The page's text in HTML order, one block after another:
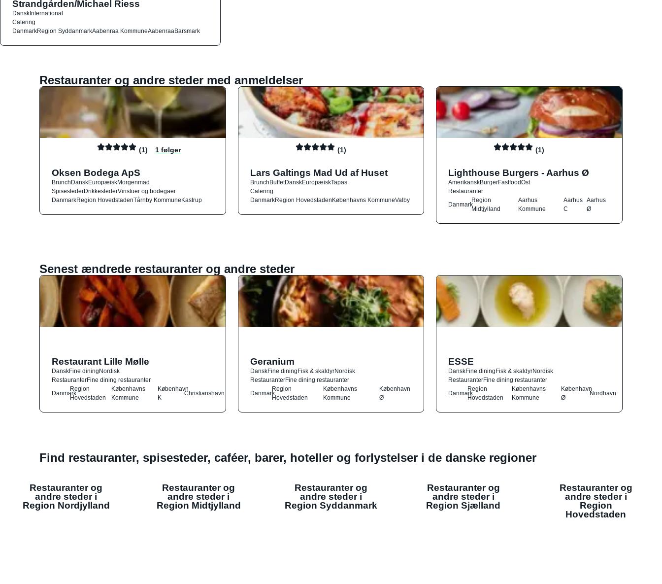
Strandgården/Michael Riess
DanskInternational
Catering
DanmarkRegion SyddanmarkAabenraa KommuneAabenraaBarsmark
Restauranter og andre steder med anmeldelser
(1) 1 følger
Oksen Bodega ApS
BrunchDanskEuropæiskMorgenmad
SpisestederDrikkestederVinstuer og bodegaer
DanmarkRegion HovedstadenTårnby KommuneKastrup
(1)
Lars Galtings Mad Ud af Huset
BrunchBuffetDanskEuropæiskTapas
Catering
DanmarkRegion HovedstadenKøbenhavns KommuneValby
(1)
Lighthouse Burgers - Aarhus Ø
AmerikanskBurgerFastfoodOst
Restauranter
Danmark
Region
Midtjylland
Aarhus
Kommune
Aarhus
C
Aarhus
Ø
Senest ændrede restauranter og andre steder
Restaurant Lille Mølle
DanskFine diningNordisk
RestauranterFine dining restauranter
Danmark
Region
Hovedstaden
Københavns
Kommune
København
K
Christianshavn
Geranium
DanskFine diningFisk & skaldyrNordisk
RestauranterFine dining restauranter
Danmark
Region
Hovedstaden
Københavns
Kommune
København
Ø
ESSE
DanskFine diningFisk & skaldyrNordisk
RestauranterFine dining restauranter
Danmark
Region
Hovedstaden
Københavns
Kommune
København
Ø
Nordhavn
Find restauranter, spisesteder, caféer, barer, hoteller og forlystelser i de danske regioner
Restauranter og
andre steder i
Region Nordjylland
Restauranter og
andre steder i
Region Midtjylland
Restauranter og
andre steder i
Region Syddanmark
Restauranter og
andre steder i
Region Sjælland
Restauranter og
andre steder i
Region
Hovedstaden